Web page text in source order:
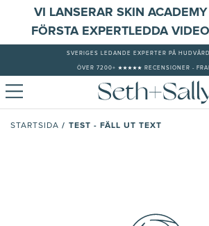
VI LANSERAR SKIN
FÖRSTA EXPERTLEDDA
SVERIGES LEDANDE EXPERTER PÅ
ÖVER 7200+ ★★★★★ RECENSIONER -
STARTSIDA / TEST - FÄLL UT TEXT